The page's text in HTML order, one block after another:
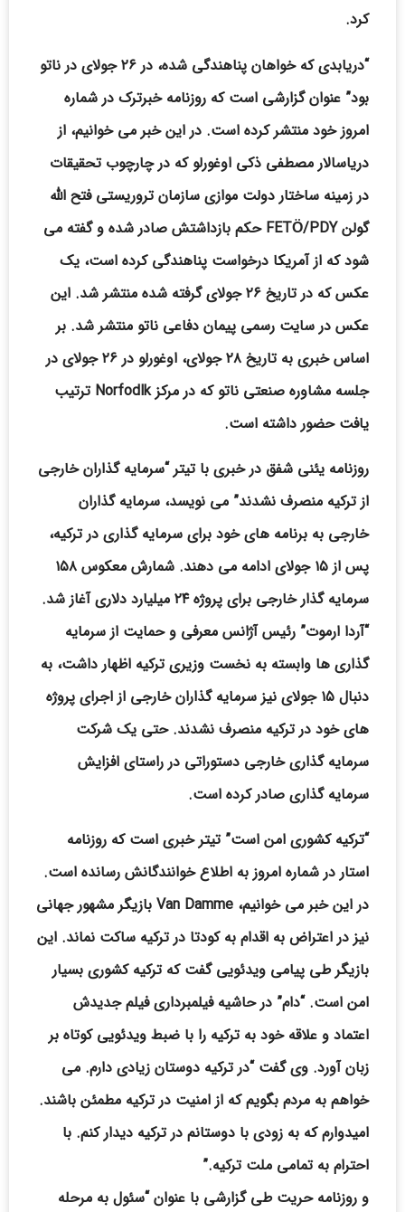
کرد.
“دریابدی که خواهان پناهندگی شده، در ۲۶ جولای در ناتو
بود” عنوان گزارشی است که روزنامه خبرترک در شماره
امروز خود منتشر کرده است. در این خبر می خوانیم، از
دریاسالار مصطفی ذکی اوغورلو که در چارچوب تحقیقات
در زمینه ساختار دولت موازی سازمان تروریستی فتح الله
گولن FETÖ/PDY حکم بازداشتش صادر شده و گفته می
شود که از آمریکا درخواست پناهندگی کرده است، یک
عکس که در تاریخ ۲۶ جولای گرفته شده منتشر شد. این
عکس در سایت رسمی پیمان دفاعی ناتو منتشر شد. بر
اساس خبری به تاریخ ۲۸ جولای، اوغورلو در ۲۶ جولای در
جلسه مشاوره صنعتی ناتو که در مرکز Norfodlk ترتیب
یافت حضور داشته است.
روزنامه یئنی شفق در خبری با تیتر “سرمایه گذاران خارجی
از ترکیه منصرف نشدند” می نویسد، سرمایه گذاران
خارجی به برنامه های خود برای سرمایه گذاری در ترکیه،
پس از ۱۵ جولای ادامه می دهند. شمارش معکوس ۱۵۸
سرمایه گذار خارجی برای پروژه ۲۴ میلیارد دلاری آغاز شد.
“آردا ارموت” رئیس آژانس معرفی و حمایت از سرمایه
گذاری ها وابسته به نخست وزیری ترکیه اظهار داشت، به
دنبال ۱۵ جولای نیز سرمایه گذاران خارجی از اجرای پروژه
های خود در ترکیه منصرف نشدند. حتی یک شرکت
سرمایه گذاری خارجی دستوراتی در راستای افزایش
سرمایه گذاری صادر کرده است.
“ترکیه کشوری امن است” تیتر خبری است که روزنامه
استار در شماره امروز به اطلاع خوانندگانش رسانده است.
در این خبر می خوانیم، Van Damme بازیگر مشهور جهانی
نیز در اعتراض به اقدام به کودتا در ترکیه ساکت نماند. این
بازیگر طی پیامی ویدئویی گفت که ترکیه کشوری بسیار
امن است. “دام” در حاشیه فیلمبرداری فیلم جدیدش
اعتماد و علاقه خود به ترکیه را با ضبط ویدئویی کوتاه بر
زبان آورد. وی گفت “در ترکیه دوستان زیادی دارم. می
خواهم به مردم بگویم که از امنیت در ترکیه مطمئن باشند.
امیدوارم که به زودی با دوستانم در ترکیه دیدار کنم. با
احترام به تمامی ملت ترکیه.”
و روزنامه حریت طی گزارشی با عنوان “سئول به مرحله